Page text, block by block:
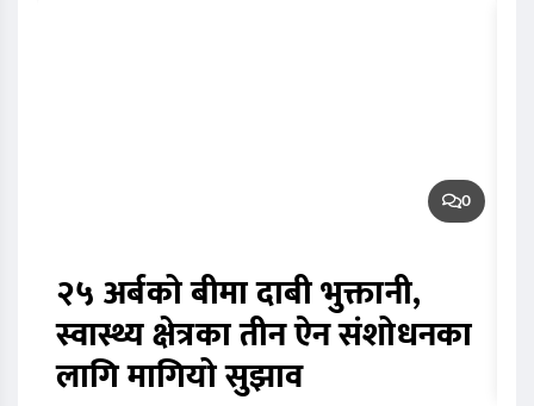
0
२५ अर्बको बीमा दाबी भुक्तानी,
स्वास्थ्य क्षेत्रका तीन ऐन संशोधनका
लागि मागियो सुझाव